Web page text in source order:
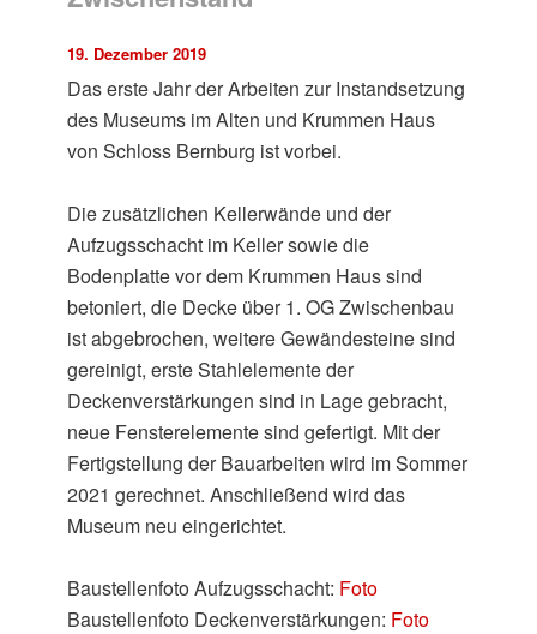
19. Dezember 2019
Das erste Jahr der Arbeiten zur Instandsetzung
des Museums im Alten und Krummen Haus
von Schloss Bernburg ist vorbei.
Die zusätzlichen Kellerwände und der
Aufzugsschacht im Keller sowie die
Bodenplatte vor dem Krummen Haus sind
betoniert, die Decke über 1. OG Zwischenbau
ist abgebrochen, weitere Gewändesteine sind
gereinigt, erste Stahlelemente der
Deckenverstärkungen sind in Lage gebracht,
neue Fensterelemente sind gefertigt. Mit der
Fertigstellung der Bauarbeiten wird im Sommer
2021 gerechnet. Anschließend wird das
Museum neu eingerichtet.
Baustellenfoto Aufzugsschacht: Foto
Baustellenfoto Deckenverstärkungen: Foto